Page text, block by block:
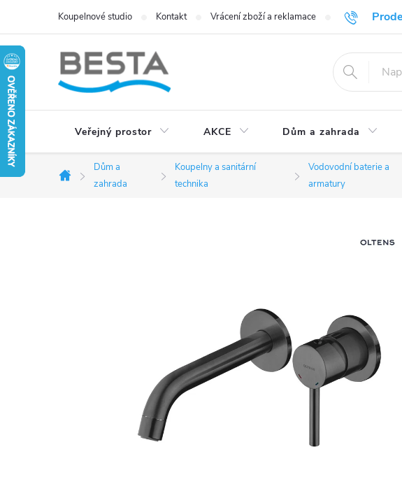
obsah
Koupelnové studio Kontakt Vrácení zboží a reklamace Blog
Veřejný prostor AKCE Dům a zahrada
Domů
Dům a
zahrada
Koupelny a sanitární
technika
Vodovodní baterie a
armatury